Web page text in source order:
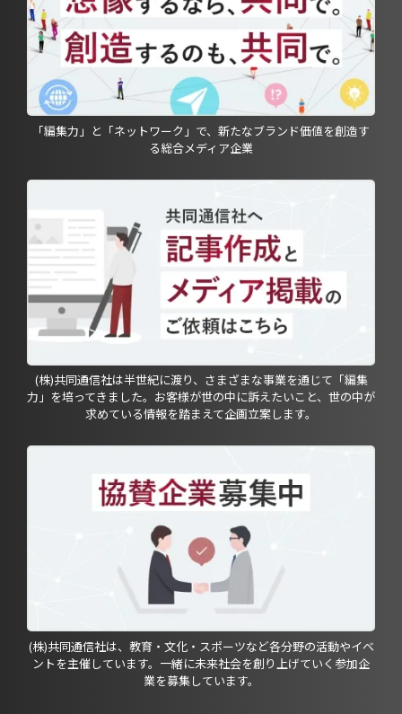
「編集力」と「ネットワーク」で、新たなブランド価値を創造す
る総合メディア企業
(株)共同通信社は半世紀に渡り、さまざまな事業を通じて「編集
力」を培ってきました。お客様が世の中に訴えたいこと、世の中が
求めている情報を踏まえて企画立案します。
(株)共同通信社は、教育・文化・スポーツなど各分野の活動やイベ
ントを主催しています。一緒に未来社会を創り上げていく参加企
業を募集しています。